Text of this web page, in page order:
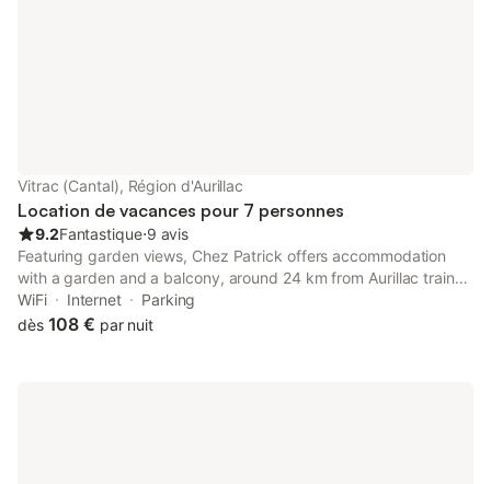
Vitrac (Cantal), Région d'Aurillac
Location de vacances pour 7 personnes
9.2Fantastique⋅9 avis
Featuring garden views, Chez Patrick offers accommodation
with a garden and a balcony, around 24 km from Aurillac train
station. This property offers access to a terrace, free private
parking and free WiFi.
WiFi Internet
Parking
dès 108 € par nuit